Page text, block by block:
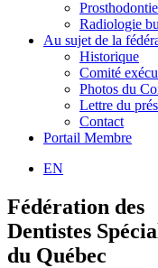
Prosthodontie
Radiologie
Au sujet de la
Historique
Comité
Photos du
Lettre du
Contact
Portail Membre
EN
Fédération des
Dentistes
du Québec